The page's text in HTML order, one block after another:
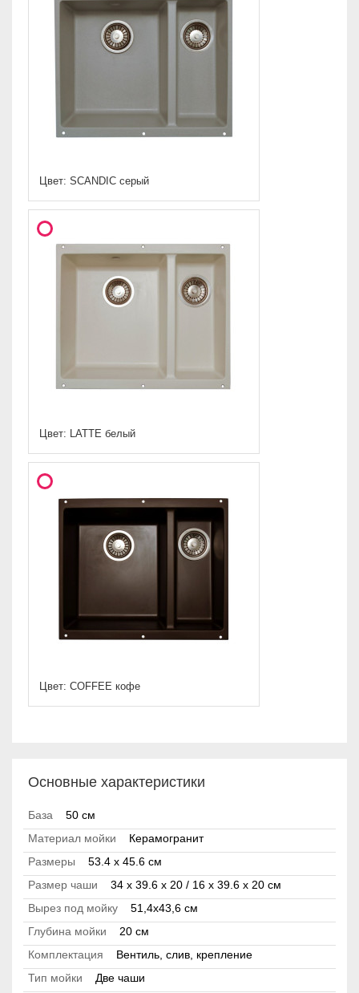
Цвет: SCANDIC серый
Цвет: LATTE белый
Цвет: COFFEE кофе
Основные характеристики
База
50 см
Материал мойки
Керамогранит
Размеры
53.4 x 45.6 см
Размер чаши
34 x 39.6 x 20 / 16 x 39.6 x 20 см
Вырез под мойку
51,4x43,6 см
Глубина мойки
20 см
Комплектация
Вентиль, слив, крепление
Тип мойки
Две чаши